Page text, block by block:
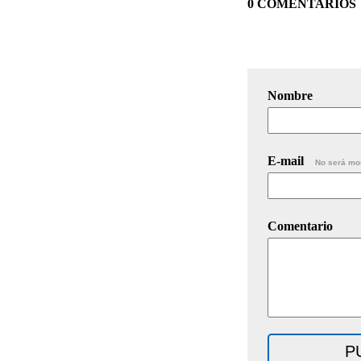
0 COMENTARIOS
Nombre
E-mail No será
Comentario